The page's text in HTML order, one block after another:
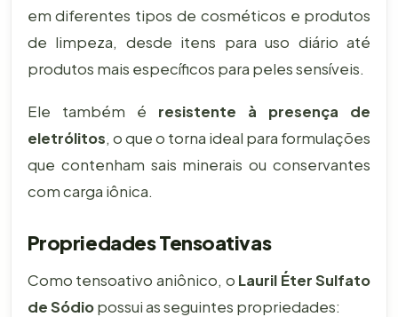
em diferentes tipos de cosméticos e produtos
de limpeza, desde itens para uso diário até
produtos mais específicos para peles sensíveis.
Ele também é resistente à presença de
eletrólitos, o que o torna ideal para formulações
que contenham sais minerais ou conservantes
com carga iônica.
Propriedades Tensoativas
Como tensoativo aniônico, o Lauril Éter Sulfato
de Sódiopossui as seguintes propriedades: